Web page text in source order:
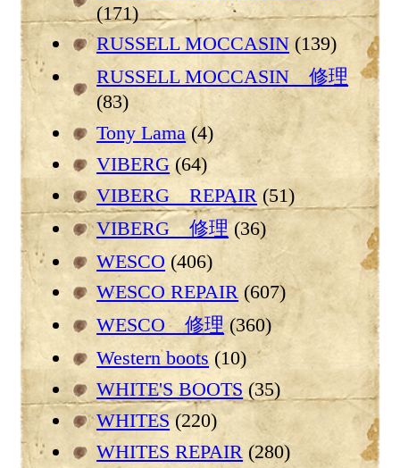
(171)
RUSSELL MOCCASIN (139)
RUSSELL MOCCASIN 修理
(83)
Tony Lama(4)
VIBERG(64)
VIBERG REPAIR (51)
VIBERG 修理(36)
WESCO (406)
WESCO REPAIR (607)
WESCO 修理(360)
Western boots (10)
WHITE'S BOOTS (35)
WHITES(220)
WHITES REPAIR (280)